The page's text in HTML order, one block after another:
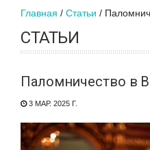
Главная Статьи
СТАТЬИ
Паломничество в
3 МАР. 2025 Г.